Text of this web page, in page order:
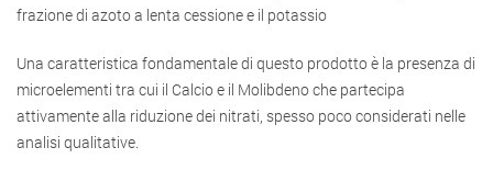
frazione di azoto a lenta cessione e il potassio
Una caratteristica fondamentale di questo prodotto è la presenza di
microelementi tra cui il Calcio e il Molibdeno che partecipa
attivamente alla riduzione dei nitrati, spesso poco considerati nelle
analisi qualitative.